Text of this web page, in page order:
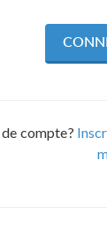
compte?